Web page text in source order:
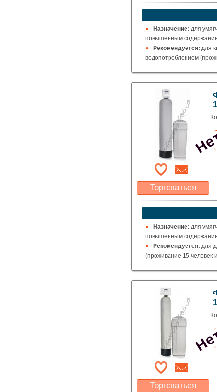
Какая цена Вас
устроит?
Указать цену
Назначение: для
повышенным
Рекомендуется: для
водопотреблением
Торговаться
Какая цена Вас
устроит?
Указать цену
Назначение: для
повышенным
Рекомендуется: для
(проживание 15 человек
Торговаться